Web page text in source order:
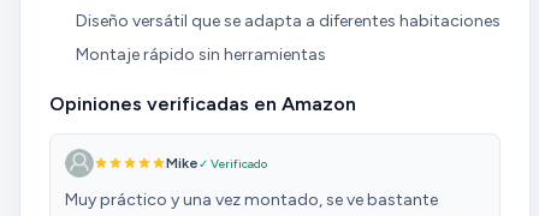
Diseño versátil que se adapta a diferentes habitaciones
Montaje rápido sin herramientas
Opiniones verificadas en Amazon
Mike✓ Verificado
Muy práctico y una vez montado, se ve bastante